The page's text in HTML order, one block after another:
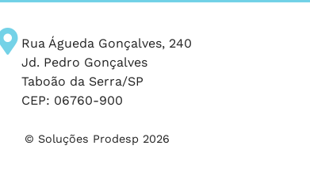
Rua Águeda Gonçalves, 240
Jd. Pedro Gonçalves
Taboão da Serra/SP
CEP: 06760-900
© Soluções Prodesp 2026